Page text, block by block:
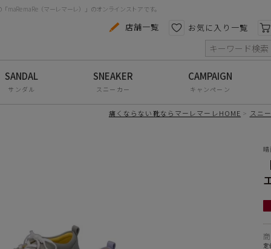
maRe（マーレマーレ）」のオンラインストアです。
店舗一覧 お気に入り一覧
サンダル スニーカー キャンペーン
痛くならない靴ならマーレマーレHOME スニ
定
コンフォートシューズ
パンプス
スニーカー
その他・小物
色から探す